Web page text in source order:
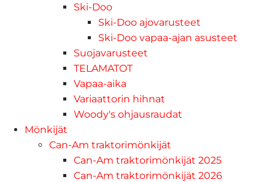
Ski-Doo
Ski-Doo ajovarusteet
Ski-Doo vapaa-ajan asusteet
Suojavarusteet
TELAMATOT
Vapaa-aika
Variaattorin hihnat
Woody's ohjausraudat
Mönkijät
Can-Am traktorimönkijät
Can-Am traktorimönkijät 2025
Can-Am traktorimönkijät 2026